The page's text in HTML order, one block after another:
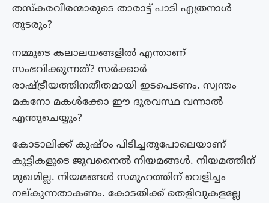
തസ്‌കരവീരന്മാരുടെ താരാട്ട് പാടി എത്രനാൾ
തുടരും?
നമ്മുടെ കലാലയങ്ങളിൽ എന്താണ്
സംഭവിക്കുന്നത്? സർക്കാർ
രാഷ്ട്രീയത്തിനതീതമായി ഇടപെടണം. സ്വന്തം
മകനോ മകൾക്കോ ഈ ദുരവസ്ഥ വന്നാൽ
എന്തുചെയ്യും?
കോടാലിക്ക് കുഷ്‌ഠം പിടിച്ചതുപോലെയാണ്
കുട്ടികളുടെ ജുവനൈൽ നിയമങ്ങൾ. നിയമത്തിന്
മുഖമില്ല. നിയമങ്ങൾ സമൂഹത്തിന് വെളിച്ചം
നല്‌കുന്നതാകണം. കോടതിക്ക് തെളിവുകളല്ലേ